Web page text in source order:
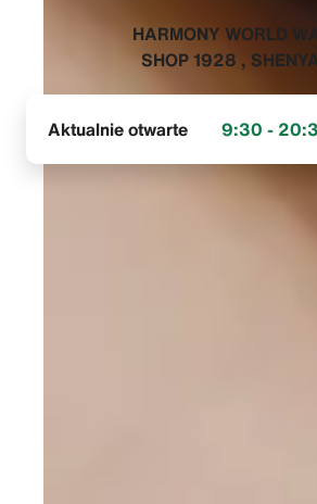
‭HARMONY WORLD
SHOP 1928 ,
Aktualnie otwarte 9:30 -